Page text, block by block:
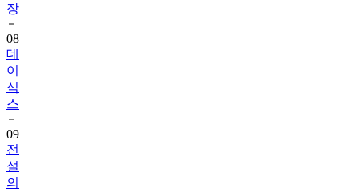
장
08
데
이
식
스
09
전
설
의